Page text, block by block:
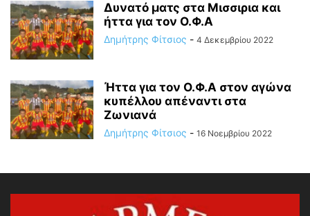
Δυνατό ματς στα Μισσιρια και
ήττα για τον Ο.Φ.Α
Δημήτρης Φίτσιος - 4 Δεκεμβρίου 2022
Ήττα για τον Ο.Φ.Α στον αγώνα
κυπέλλου απέναντι στα
Ζωνιανά
Δημήτρης Φίτσιος - 16 Νοεμβρίου 2022